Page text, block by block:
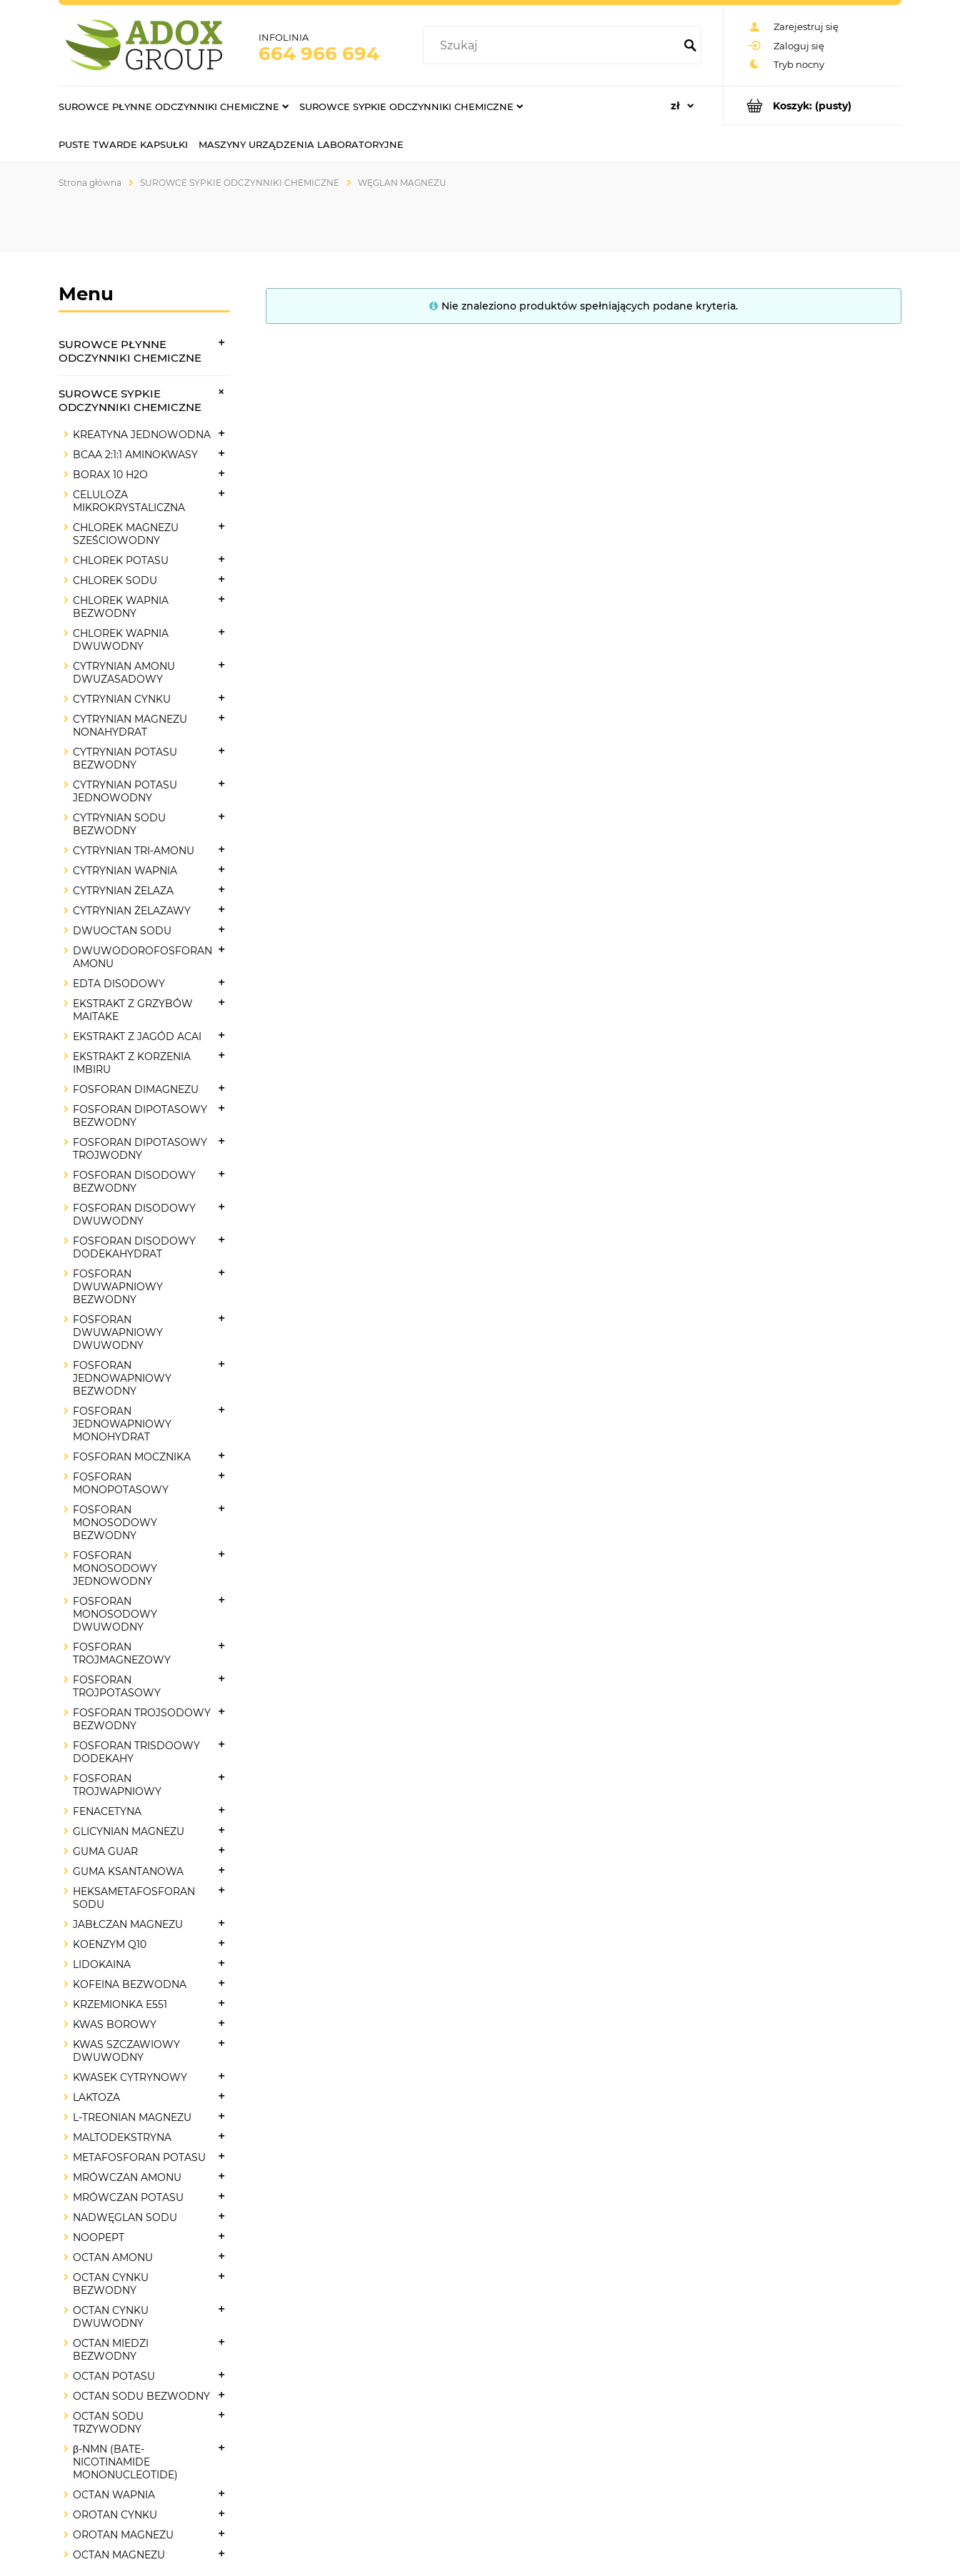
Zarejestruj się
Zaloguj się
INFOLINIA
664 966 694
Koszyk: (pusty)
SUROWCE PŁYNNE ODCZYNNIKI CHEMICZNE SUROWCE SYPKIE ODCZYNNIKI CHEMICZNE
PUSTE TWARDE KAPSUŁKI MASZYNY URZĄDZENIA LABORATORYJNE
Strona główna SUROWCE SYPKIE ODCZYNNIKI CHEMICZNE WĘGLAN MAGNEZU
Menu
SUROWCE PŁYNNE
ODCZYNNIKI CHEMICZNE
SUROWCE SYPKIE
ODCZYNNIKI CHEMICZNE
KREATYNA JEDNOWODNA
BCAA 2:1:1 AMINOKWASY
BORAX 10 H2O
CELULOZA
MIKROKRYSTALICZNA
CHLOREK MAGNEZU
SZEŚCIOWODNY
CHLOREK POTASU
CHLOREK SODU
CHLOREK WAPNIA
BEZWODNY
CHLOREK WAPNIA
DWUWODNY
CYTRYNIAN AMONU
DWUZASADOWY
CYTRYNIAN CYNKU
CYTRYNIAN MAGNEZU
NONAHYDRAT
CYTRYNIAN POTASU
BEZWODNY
CYTRYNIAN POTASU
JEDNOWODNY
CYTRYNIAN SODU
BEZWODNY
CYTRYNIAN TRI-AMONU
CYTRYNIAN WAPNIA
CYTRYNIAN ŻELAZA
CYTRYNIAN ŻELAZAWY
DWUOCTAN SODU
DWUWODOROFOSFORAN
AMONU
EDTA DISODOWY
EKSTRAKT Z GRZYBÓW
MAITAKE
EKSTRAKT Z JAGÓD ACAI
EKSTRAKT Z KORZENIA
IMBIRU
FOSFORAN DIMAGNEZU
FOSFORAN DIPOTASOWY
BEZWODNY
FOSFORAN DIPOTASOWY
TROJWODNY
FOSFORAN DISODOWY
BEZWODNY
FOSFORAN DISODOWY
DWUWODNY
FOSFORAN DISODOWY
DODEKAHYDRAT
FOSFORAN
DWUWAPNIOWY
BEZWODNY
FOSFORAN
DWUWAPNIOWY
DWUWODNY
FOSFORAN
JEDNOWAPNIOWY
BEZWODNY
FOSFORAN
JEDNOWAPNIOWY
MONOHYDRAT
FOSFORAN MOCZNIKA
FOSFORAN
MONOPOTASOWY
FOSFORAN
MONOSODOWY
BEZWODNY
FOSFORAN
MONOSODOWY
JEDNOWODNY
FOSFORAN
MONOSODOWY
DWUWODNY
FOSFORAN
TROJMAGNEZOWY
FOSFORAN
TROJPOTASOWY
FOSFORAN TROJSODOWY
BEZWODNY
FOSFORAN TRISDOOWY
DODEKAHY
FOSFORAN
TROJWAPNIOWY
FENACETYNA
GLICYNIAN MAGNEZU
GUMA GUAR
GUMA KSANTANOWA
HEKSAMETAFOSFORAN
SODU
JABŁCZAN MAGNEZU
KOENZYM Q10
LIDOKAINA
KOFEINA BEZWODNA
KRZEMIONKA E551
KWAS BOROWY
KWAS SZCZAWIOWY
DWUWODNY
KWASEK CYTRYNOWY
LAKTOZA
L-TREONIAN MAGNEZU
MALTODEKSTRYNA
METAFOSFORAN POTASU
MRÓWCZAN AMONU
MRÓWCZAN POTASU
NADWĘGLAN SODU
NOOPEPT
OCTAN AMONU
OCTAN CYNKU
BEZWODNY
OCTAN CYNKU
DWUWODNY
OCTAN MIEDZI
BEZWODNY
OCTAN POTASU
OCTAN SODU BEZWODNY
OCTAN SODU
TRZYWODNY
β-NMN (BATE-
NICOTINAMIDE
MONONUCLEOTIDE)
OCTAN WAPNIA
OROTAN CYNKU
OROTAN MAGNEZU
OCTAN MAGNEZU
Nie znaleziono produktów spełniających podane kryteria.